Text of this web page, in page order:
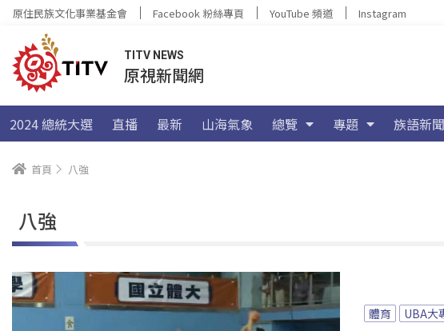
原住民族文化事業基金會 Facebook 粉絲專頁 YouTube 頻道 Instagram
TITV NEWS
原視新聞網
2024 總統大選 直播 最新 山海氣象 總覽 專題 族語新聞
首頁 八強
八強
體育 UBA大